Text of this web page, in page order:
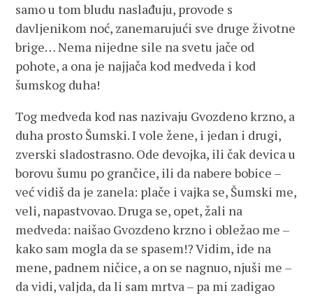
samo u tom bludu naslađuju, provode s
davljenikom noć, zanemarujući sve druge životne
brige… Nema nijedne sile na svetu jače od
pohote, a ona je najjača kod medveda i kod
šumskog duha!
Tog medveda kod nas nazivaju Gvozdeno krzno, a
duha prosto Šumski. I vole žene, i jedan i drugi,
zverski sladostrasno. Ode devojka, ili čak devica u
borovu šumu po grančice, ili da nabere bobice –
već vidiš da je zanela: plače i vajka se, Šumski me,
veli, napastvovao. Druga se, opet, žali na
medveda: naišao Gvozdeno krzno i obležao me –
kako sam mogla da se spasem!? Vidim, ide na
mene, padnem ničice, a on se nagnuo, njuši me –
da vidi, valjda, da li sam mrtva – pa mi zadigao